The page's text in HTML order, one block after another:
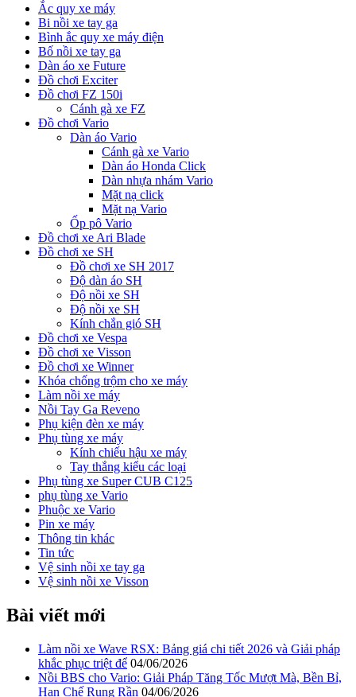
Ắc quy xe máy
Bi nồi xe tay ga
Bình ắc quy xe máy điện
Bố nồi xe tay ga
Dàn áo xe Future
Đồ chơi Exciter
Đồ chơi FZ 150i
Cánh gà xe FZ
Đồ chơi Vario
Dàn áo Vario
Cánh gà xe Vario
Dàn áo Honda Click
Dàn nhựa nhám Vario
Mặt nạ click
Mặt nạ Vario
Ốp pô Vario
Đồ chơi xe Ari Blade
Đồ chơi xe SH
Đồ chơi xe SH 2017
Độ dàn áo SH
Độ nồi xe SH
Độ nồi xe SH
Kính chắn gió SH
Đồ chơi xe Vespa
Đồ chơi xe Visson
Đồ chơi xe Winner
Khóa chống trộm cho xe máy
Làm nồi xe máy
Nồi Tay Ga Reveno
Phụ kiện đèn xe máy
Phụ tùng xe máy
Kính chiếu hậu xe máy
Tay thắng kiểu các loại
Phụ tùng xe Super CUB C125
phụ tùng xe Vario
Phuộc xe Vario
Pin xe máy
Thông tin khác
Tin tức
Vệ sinh nồi xe tay ga
Vệ sinh nồi xe Visson
Bài viết mới
Làm nồi xe Wave RSX: Bảng giá chi tiết 2026 và Giải pháp
khắc phục triệt để 04/06/2026
Nồi BBS cho Vario: Giải Pháp Tăng Tốc Mượt Mà, Bền Bỉ,
Hạn Chế Rung Rần 04/06/2026